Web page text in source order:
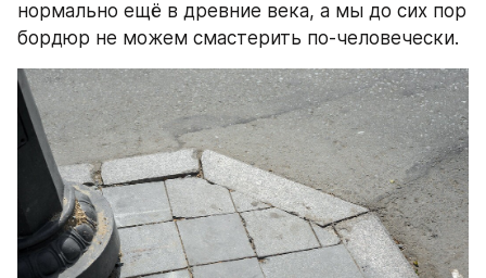
нормально ещё в древние века, а мы до сих пор
бордюр не можем смастерить по-человечески.